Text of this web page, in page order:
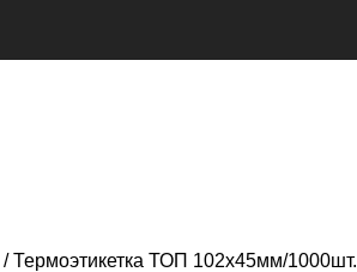
Термоэтикетка ТОП 102х45мм/1000шт.